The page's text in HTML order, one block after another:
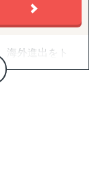
拡大、インフ
ディアアプロ
ヘルスケア/食
で、3,000件以
た円安メリッ
海外進出をト